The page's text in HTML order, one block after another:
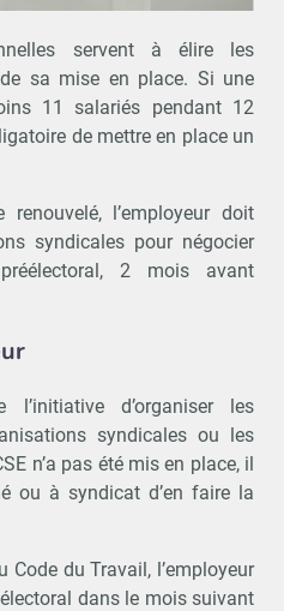
servent à élire les
sa mise en place. Si une
11 salariés pendant 12
de mettre en place un
l’employeur doit
syndicales pour négocier
2 mois avant
l’initiative d’organiser les
syndicales ou les
n’a pas été mis en place, il
ou à syndicat d’en faire la
Code du Travail, l’employeur
dans le mois suivant